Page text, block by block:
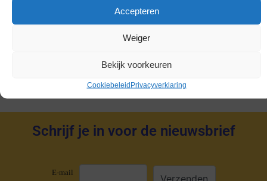
Accepteren
Weiger
Bekijk voorkeuren
CookiebeleidPrivacyverklaring
Schrijf je in voor de nieuwsbrief
E-mail